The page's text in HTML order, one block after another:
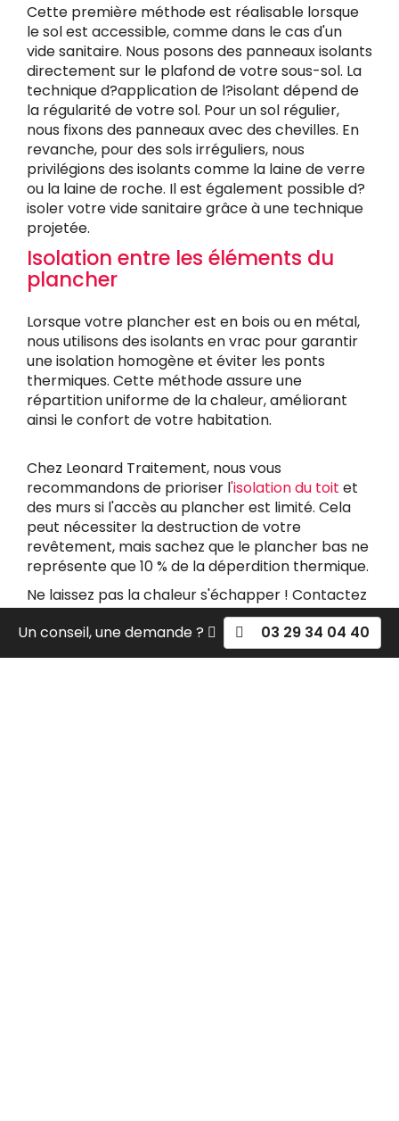
Cette première méthode est réalisable lorsque
le sol est accessible, comme dans le cas d'un
vide sanitaire. Nous posons des panneaux isolants
directement sur le plafond de votre sous-sol. La
technique d?application de l?isolant dépend de
la régularité de votre sol. Pour un sol régulier,
nous fixons des panneaux avec des chevilles. En
revanche, pour des sols irréguliers, nous
privilégions des isolants comme la laine de verre
ou la laine de roche. Il est également possible d?
isoler votre vide sanitaire grâce à une technique
projetée.
Isolation entre les éléments du
plancher
Lorsque votre plancher est en bois ou en métal,
nous utilisons des isolants en vrac pour garantir
une isolation homogène et éviter les ponts
thermiques. Cette méthode assure une
répartition uniforme de la chaleur, améliorant
ainsi le confort de votre habitation.
Chez Leonard Traitement, nous vous
recommandons de prioriser l'isolation du toit et
des murs si l'accès au plancher est limité. Cela
peut nécessiter la destruction de votre
revêtement, mais sachez que le plancher bas ne
représente que 10 % de la déperdition thermique.
Ne laissez pas la chaleur s'échapper ! Contactez
Leonard Traitement dès aujourd'hui pour
découvrir comment nous pouvons améliorer le
confort thermique de votre maison grâce à une
Un conseil, une demande ? 03 29 34 04 40